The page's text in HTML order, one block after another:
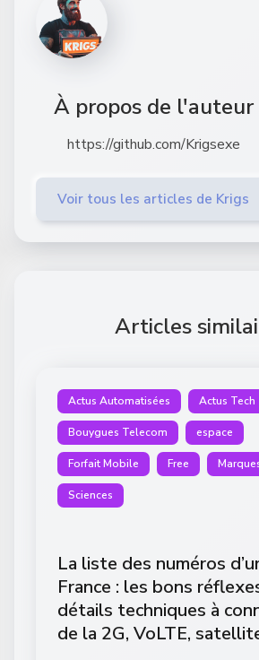
À propos de l'auteur
https://github.com/Krigsexe
Voir tous les articles de Krigs
Articles
Actus Automatisées Actus Tech
Bouygues Telecom espace
Forfait Mobile Free
Sciences
La liste des numéros
France : les bons
détails techniques à
de la 2G, VoLTE,